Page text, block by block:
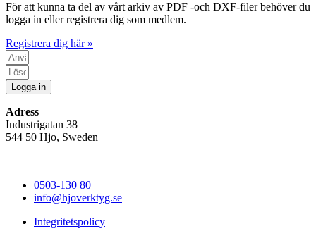
För att kunna ta del av vårt arkiv av PDF -och DXF-filer behöver du
logga in eller registrera dig som medlem.
Registrera dig här »
Logga in
Adress
Industrigatan 38
544 50 Hjo, Sweden
0503-130 80
info@hjoverktyg.se
Integritetspolicy